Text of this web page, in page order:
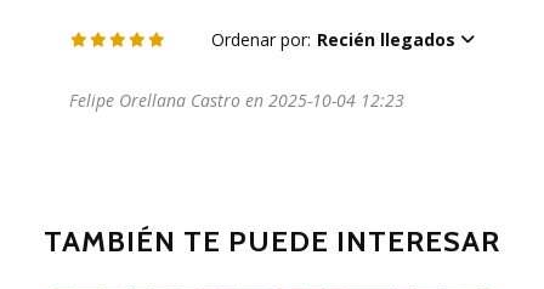
Ordenar por: Recién llegados
Felipe Orellana Castro en 2025-10-04 12:23
TAMBIÉN TE PUEDE INTERESAR